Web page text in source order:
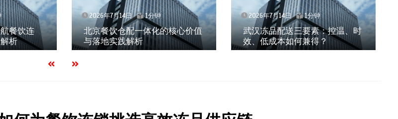
餐饮连
析
2026年7月14日 1分钟
北京餐饮仓配一体化的核心价值
与落地实践解析
2026年7月14日 1分钟
武汉冻品配送三要素：控温、时
效、低成本如何兼得？